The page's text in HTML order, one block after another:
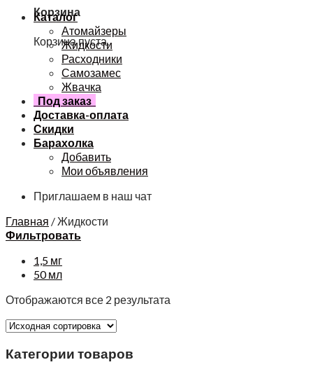
Корзина
Корзина пуста.
Каталог
Атомайзеры
Жидкости
Расходники
Самозамес
Жвачка
Под заказ
Доставка-оплата
Скидки
Барахолка
Добавить
Мои объявления
Приглашаем в наш чат
Главная /Жидкости
Фильтровать
1,5 мг
50 мл
Отображаются все 2 результата
Категории товаров